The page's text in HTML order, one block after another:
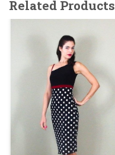
Related Products